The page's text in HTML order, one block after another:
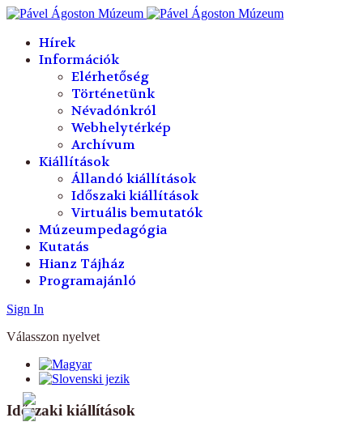
Hírek
Információk
Elérhetőség
Történetünk
Névadónkról
Webhelytérkép
Archívum
Kiállítások
Állandó kiállítások
Időszaki kiállítások
Virtuális bemutatók
Múzeumpedagógia
Kutatás
Hianz Tájház
Programajánló
Sign In
Válasszon nyelvet
Időszaki kiállítások
év
hónap
év
hónap